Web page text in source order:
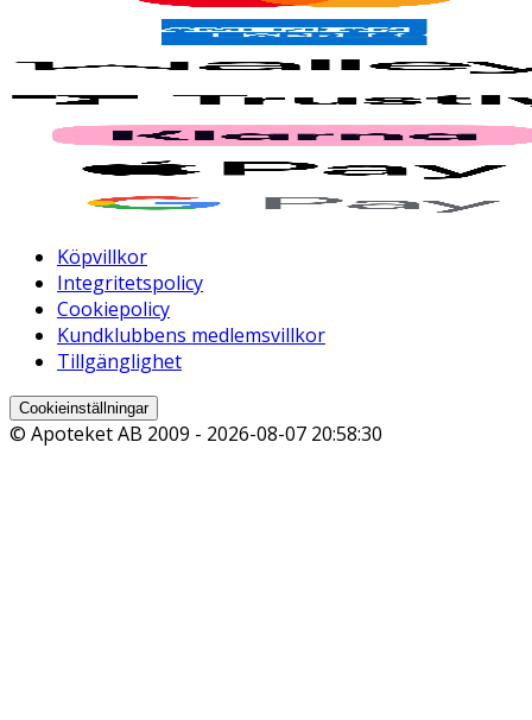
Köpvillkor
Integritetspolicy
Cookiepolicy
Kundklubbens medlemsvillkor
Tillgänglighet
Cookieinställningar
© Apoteket AB 2009 - 2026-08-07 20:58:30